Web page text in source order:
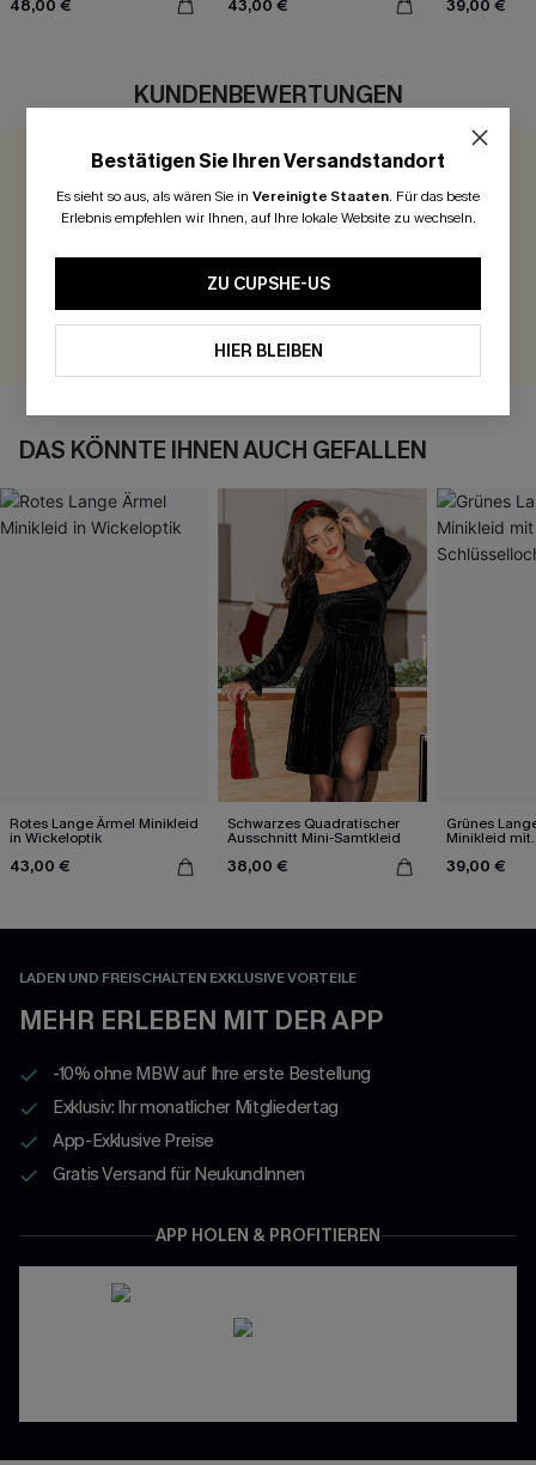
48,00 € 43,00 € 39,00 €
KUNDENBEWERTUNGEN
300 Punkte für Ihre Bewertung!
BEWERTEN
DAS KÖNNTE IHNEN AUCH GEFALLEN
Rotes Lange Ärmel Minikleid
in Wickeloptik
43,00 €
Schwarzes Quadratischer
Ausschnitt Mini-Samtkleid
38,00 €
Grünes
Minikleid mit
39,00 €
LADEN UND FREISCHALTEN EXKLUSIVE VORTEILE
MEHR ERLEBEN MIT DER APP
-10% ohne MBW auf Ihre erste Bestellung
Exklusiv: Ihr monatlicher Mitgliedertag
App-Exklusive Preise
Gratis Versand für NeukundInnen
APP HOLEN & PROFITIEREN
Bestätigen Sie Ihren Versandstandort
Es sieht so aus, als wären Sie in Vereinigte Staaten. Für das beste
Erlebnis empfehlen wir Ihnen, auf Ihre lokale Website zu wechseln.
ZU CUPSHE-US
HIER BLEIBEN